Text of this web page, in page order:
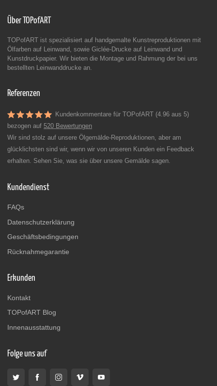
Über TOPofART
TOPofART ist spezialisiert auf handgemalte Kunstreproduktionen mit
Ölfarben auf Leinwand, sowie Giclée-Drucke auf Leinwand und
Kunstdruckpapier. Wir bieten die Montage und Rahmung der bei uns
bestellten Leinwanddrucke an.
Referenzen
Kundenkommentare für TOPofART (4.96 aus 5)
bezogen auf 520 Bewertungen
Wir sind stolz auf unsere Ölgemälde-Reproduktionen, aber am
glücklichsten sind wir, wenn wir von unseren Kunden ein Feedback
erhalten. Sehen Sie, was sie über unsere Gemälde sagen.
Kundendienst
FAQs
Datenschutzerklärung
Geschäftsbedingungen
Rücknahmegarantie
Erkunden
Kontakt
TOPofART Blog
Innenausstattung
Folge uns auf